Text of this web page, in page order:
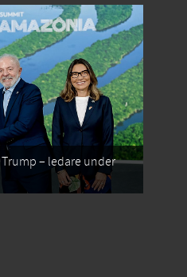
– ledare under